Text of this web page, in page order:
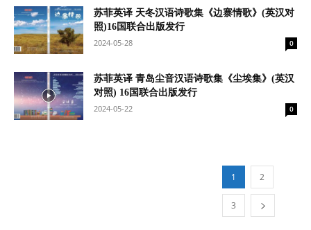
苏菲英译 天冬汉语诗歌集《边寨情歌》(英汉对
照)16国联合出版发行
2024-05-28
0
苏菲英译 青岛尘音汉语诗歌集《尘埃集》(英汉
对照) 16国联合出版发行
2024-05-22
0
1 2
3